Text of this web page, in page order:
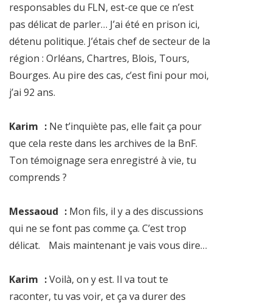
responsables du FLN, est-ce que ce n’est
pas délicat de parler… J’ai été en prison ici,
détenu politique. J’étais chef de secteur de la
région : Orléans, Chartres, Blois, Tours,
Bourges. Au pire des cas, c’est fini pour moi,
j’ai 92 ans.
Karim : Ne t’inquiète pas, elle fait ça pour
que cela reste dans les archives de la BnF.
Ton témoignage sera enregistré à vie, tu
comprends ?
Messaoud : Mon fils, il y a des discussions
qui ne se font pas comme ça. C’est trop
délicat. Mais maintenant je vais vous dire…
Karim :Voilà, on y est. Il va tout te
raconter, tu vas voir, et ça va durer des